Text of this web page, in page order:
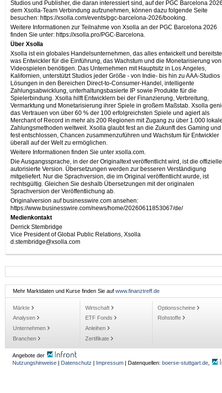
Studios und Publisher, die daran interessiert sind, auf der PGC Barcelona
dem Xsolla-Team Verbindung aufzunehmen, können dazu folgende Seite
besuchen: https://xsolla.com/events/pgc-barcelona-2026/booking.
Weitere Informationen zur Teilnahme von Xsolla an der PGC Barcelona 2026
finden Sie unter: https://xsolla.pro/PGC-Barcelona.
Über Xsolla
Xsolla ist ein globales Handelsunternehmen, das alles entwickelt und
was Entwickler für die Einführung, das Wachstum und die Monetarisierung von
Videospielen benötigen. Das Unternehmen mit Hauptsitz in Los Angeles,
Kalifornien, unterstützt Studios jeder Größe - von Indie- bis hin zu AAA-Studios
Lösungen in den Bereichen Direct-to-Consumer-Handel, intelligente
Zahlungsabwicklung, unterhaltungsbasierte IP sowie Produkte für die
Spielerbindung. Xsolla hilft Entwicklern bei der Finanzierung, Verbreitung,
Vermarktung und Monetarisierung ihrer Spiele in großem Maßstab. Xsolla
das Vertrauen von über 60 % der 100 erfolgreichsten Spiele und agiert als
Merchant of Record in mehr als 200 Regionen mit Zugang zu über 1.000
Zahlungsmethoden weltweit. Xsolla glaubt fest an die Zukunft des Gaming und
fest entschlossen, Chancen zusammenzuführen und Wachstum für Entwickler
überall auf der Welt zu ermöglichen.
Weitere Informationen finden Sie unter xsolla.com.
Die Ausgangssprache, in der der Originaltext veröffentlicht wird, ist die
autorisierte Version. Übersetzungen werden zur besseren Verständigung
mitgeliefert. Nur die Sprachversion, die im Original veröffentlicht wurde, ist
rechtsgültig. Gleichen Sie deshalb Übersetzungen mit der originalen
Sprachversion der Veröffentlichung ab.
Originalversion auf businesswire.com ansehen:
https://www.businesswire.com/news/home/20260611853067/de/
Medienkontakt
Derrick Stembridge
Vice President of Global Public Relations, Xsolla
d.stembridge@xsolla.com
Mehr Marktdaten und Kurse finden Sie auf www.finanztreff.de
Märkte
Analysen
Unternehmen
Branchen
Wirtschaft
ETF Fonds
Anleihen
Zertifikate
Optionsscheine
Rohstoffe
Angebote der
Nutzungshinweise
Datenschutz Impressum | Datenquellen: boerse-stuttgart.de,